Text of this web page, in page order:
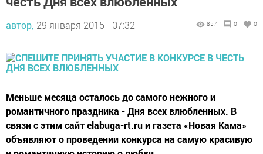
автор, 29 января 2015 - 07:32 857 0 0
Меньше месяца осталось до самого нежного и
романтичного праздника - Дня всех влюбленных. В
связи с этим сайт elabuga-rt.ru и газета «Новая Кама»
объявляют о проведении конкурса на самую красивую